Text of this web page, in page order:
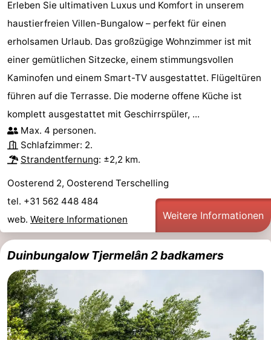
Erleben Sie ultimativen Luxus und Komfort in unserem
haustierfreien Villen-Bungalow – perfekt für einen
erholsamen Urlaub. Das großzügige Wohnzimmer ist mit
einer gemütlichen Sitzecke, einem stimmungsvollen
Kaminofen und einem Smart-TV ausgestattet. Flügeltüren
führen auf die Terrasse. Die moderne offene Küche ist
komplett ausgestattet mit Geschirrspüler, ...
Max. 4 personen.
Schlafzimmer: 2.
Strandentfernung: ±2,2 km.
Oosterend 2, Oosterend Terschelling
tel. +31 562 448 484
web. Weitere Informationen Weitere Informationen
Duinbungalow Tjermelân 2 badkamers